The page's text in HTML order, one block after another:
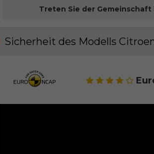
Treten Sie der
Sicherheit des Modells